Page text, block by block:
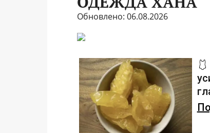
Обновлено: 06.08.2026